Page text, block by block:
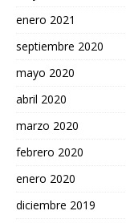
enero 2021
septiembre 2020
mayo 2020
abril 2020
marzo 2020
febrero 2020
enero 2020
diciembre 2019